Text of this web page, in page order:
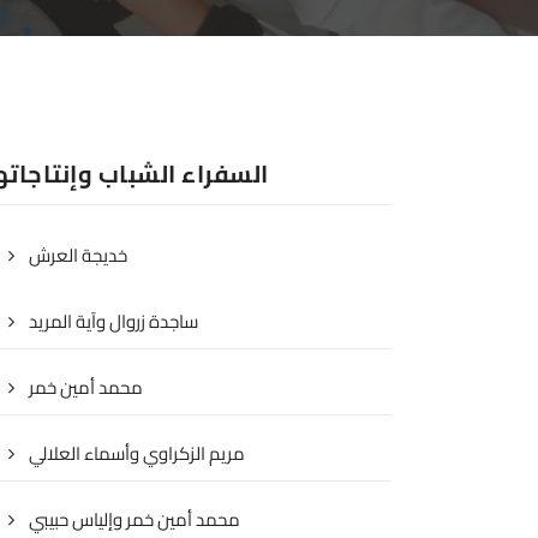
السفراء الشباب
خديجة العرش
ساجدة زروال وآية المريد
محمد أمين خمر
مريم الزكراوي وأسماء العلالي
محمد أمين خمر وإلياس حبيبي